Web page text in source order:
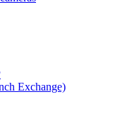
Exchange)